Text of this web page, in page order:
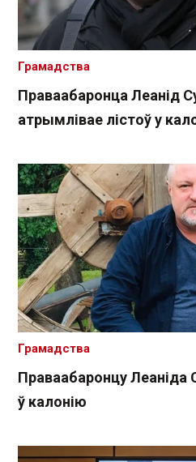
Праваабаронца Леанід
атрымлівае лістоў у
Грамадства
Праваабаронцу Леаніда
ў калонію
Грамадства